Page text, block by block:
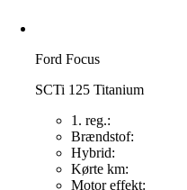
Ford Focus
SCTi 125 Titanium
1. reg.:
Brændstof:
Hybrid:
Kørte km:
Motor effekt: